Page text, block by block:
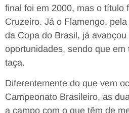
final foi em 2000, mas o título
Cruzeiro. Já o Flamengo,
da Copa do Brasil, já
oportunidades, sendo que em
taça.
Diferentemente do que vem
Campeonato Brasileiro, as
a campo com o que têm de